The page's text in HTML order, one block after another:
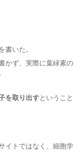
書いた。
かず、実際に葉緑素の
を取り出すということ
イトではなく、細胞学